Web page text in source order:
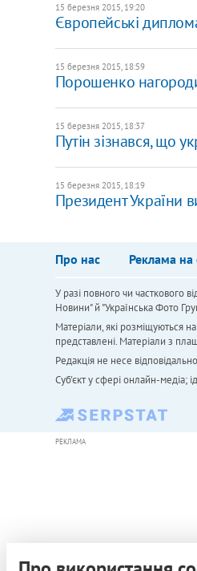
15 березня 2015, 19:20
Європейські
15 березня 2015, 18:59
Порошенко
15 березня 2015, 18:37
Путін зізнався, що
15 березня 2015, 18:19
Президент України
Про нас Реклама на
У разі повного чи часткового
Новини" й "Українська Фото
Матеріали, які розміщуються
представлені. Матеріали з
Редакція не несе
Cуб'єкт у сфері онлайн-медіа;
РЕКЛАМА